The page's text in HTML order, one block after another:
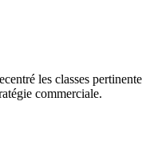
les classes
commerciale.